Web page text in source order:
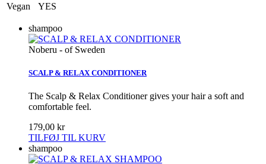
Vegan
YES
shampoo
Noberu - of Sweden
SCALP & RELAX CONDITIONER
The Scalp & Relax Conditioner gives your hair a soft and
comfortable feel.
179,00 kr
TILFØJ TIL KURV
shampoo